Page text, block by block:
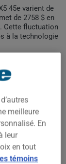
45e varient de
de 2758 $ en
Cette fluctuation
à la technologie
BMW
les
meilleure
En
leur
en tout
témoins